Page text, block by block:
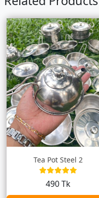
Tea Pot Steel 2
490 Tk